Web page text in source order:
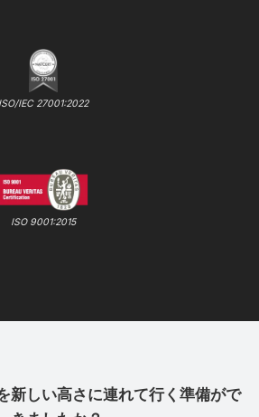
ISO/IEC 27001:2022
ISO 9001:2015
新しい高さに連れて行く準備がで